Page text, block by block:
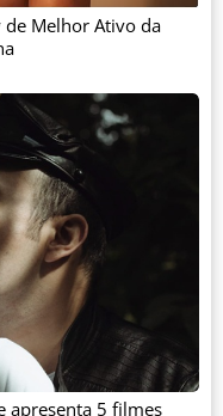
Melhor Ativo da
apresenta 5 filmes